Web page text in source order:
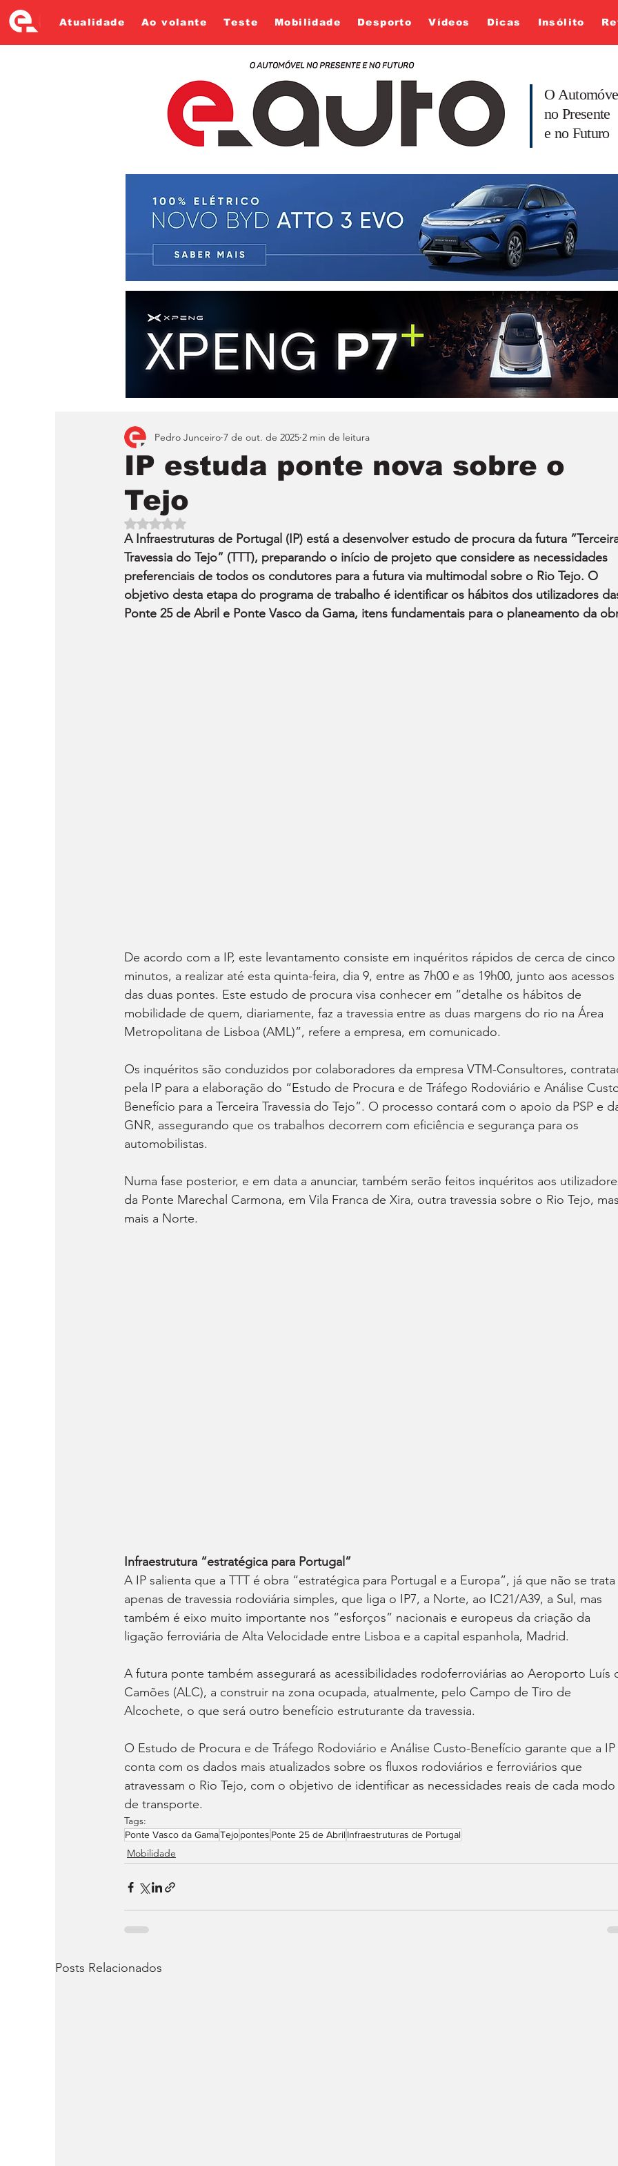
Atualidade Ao volante Teste Mobilidade Desporto Vídeos Dicas Insólito
O
no Presente
e no Futuro
IP estuda ponte nova sobre o
Tejo
Pedro Junceiro 7 de out. de 2025 2 min de leitura
Avaliado com NaN de 5 estrelas.
A Infraestruturas de Portugal (IP) está a desenvolver estudo de procura da futura
Travessia do Tejo” (TTT), preparando o início de projeto que considere as necessidades
preferenciais de todos os condutores para a futura via multimodal sobre o Rio Tejo. O
objetivo desta etapa do programa de trabalho é identificar os hábitos dos utilizadores
Ponte 25 de Abril e Ponte Vasco da Gama, itens fundamentais para o planeamento da
De acordo com a IP, este levantamento consiste em inquéritos rápidos de cerca de cinco
minutos, a realizar até esta quinta-feira, dia 9, entre as 7h00 e as 19h00, junto aos acessos
das duas pontes. Este estudo de procura visa conhecer em “detalhe os hábitos de
mobilidade de quem, diariamente, faz a travessia entre as duas margens do rio na Área
Metropolitana de Lisboa (AML)”, refere a empresa, em comunicado.
Os inquéritos são conduzidos por colaboradores da empresa VTM-Consultores,
pela IP para a elaboração do “Estudo de Procura e de Tráfego Rodoviário e Análise
Benefício para a Terceira Travessia do Tejo”. O processo contará com o apoio da PSP e
GNR, assegurando que os trabalhos decorrem com eficiência e segurança para os
automobilistas.
Numa fase posterior, e em data a anunciar, também serão feitos inquéritos aos
da Ponte Marechal Carmona, em Vila Franca de Xira, outra travessia sobre o Rio Tejo, mas
mais a Norte.
Infraestrutura “estratégica para Portugal”
A IP salienta que a TTT é obra “estratégica para Portugal e a Europa”, já que não se trata
apenas de travessia rodoviária simples, que liga o IP7, a Norte, ao IC21/A39, a Sul, mas
também é eixo muito importante nos “esforços” nacionais e europeus da criação da
ligação ferroviária de Alta Velocidade entre Lisboa e a capital espanhola, Madrid.
A futura ponte também assegurará as acessibilidades rodoferroviárias ao Aeroporto Luís
Camões (ALC), a construir na zona ocupada, atualmente, pelo Campo de Tiro de
Alcochete, o que será outro benefício estruturante da travessia.
O Estudo de Procura e de Tráfego Rodoviário e Análise Custo-Benefício garante que a IP
conta com os dados mais atualizados sobre os fluxos rodoviários e ferroviários que
atravessam o Rio Tejo, com o objetivo de identificar as necessidades reais de cada modo
de transporte.
Tags:
Ponte Vasco da GamaTejopontes Ponte 25 de Abril Infraestruturas de Portugal
Mobilidade
Posts Relacionados